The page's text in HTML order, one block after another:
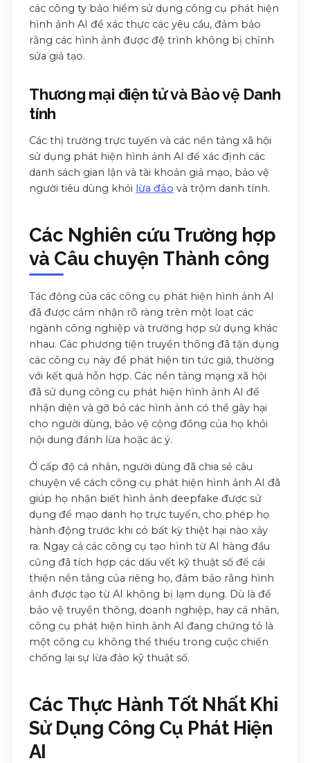
các công ty bảo hiểm sử dụng công cụ phát hiện
hình ảnh AI để xác thực các yêu cầu, đảm bảo
rằng các hình ảnh được đệ trình không bị chỉnh
sửa giả tạo.
Thương mại điện tử và Bảo vệ Danh
tính
Các thị trường trực tuyến và các nền tảng xã hội
sử dụng phát hiện hình ảnh AI để xác định các
danh sách gian lận và tài khoản giả mạo, bảo vệ
người tiêu dùng khỏi lừa đảo và trộm danh tính.
Các Nghiên cứu Trường hợp
và Câu chuyện Thành công
Tác động của các công cụ phát hiện hình ảnh AI
đã được cảm nhận rõ ràng trên một loạt các
ngành công nghiệp và trường hợp sử dụng khác
nhau. Các phương tiện truyền thông đã tận dụng
các công cụ này để phát hiện tin tức giả, thường
với kết quả hỗn hợp. Các nền tảng mạng xã hội
đã sử dụng công cụ phát hiện hình ảnh AI để
nhận diện và gỡ bỏ các hình ảnh có thể gây hại
cho người dùng, bảo vệ cộng đồng của họ khỏi
nội dung đánh lừa hoặc ác ý.
Ở cấp độ cá nhân, người dùng đã chia sẻ câu
chuyện về cách công cụ phát hiện hình ảnh AI đã
giúp họ nhận biết hình ảnh deepfake được sử
dụng để mạo danh họ trực tuyến, cho phép họ
hành động trước khi có bất kỳ thiệt hại nào xảy
ra. Ngay cả các công cụ tạo hình từ AI hàng đầu
cũng đã tích hợp các dấu vết kỹ thuật số để cải
thiện nền tảng của riêng họ, đảm bảo rằng hình
ảnh được tạo từ AI không bị lạm dụng. Dù là để
bảo vệ truyền thông, doanh nghiệp, hay cá nhân,
công cụ phát hiện hình ảnh AI đang chứng tỏ là
một công cụ không thể thiếu trong cuộc chiến
chống lại sự lừa đảo kỹ thuật số.
Các Thực Hành Tốt Nhất Khi
Sử Dụng Công Cụ Phát Hiện
AI